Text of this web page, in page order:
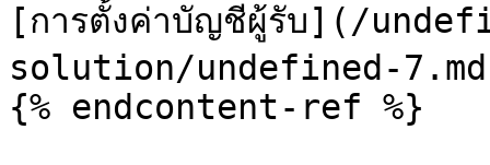
[การตั้งค่าบัญชีผู้รับ](/
solution/undefined-
{% endcontent-ref %}